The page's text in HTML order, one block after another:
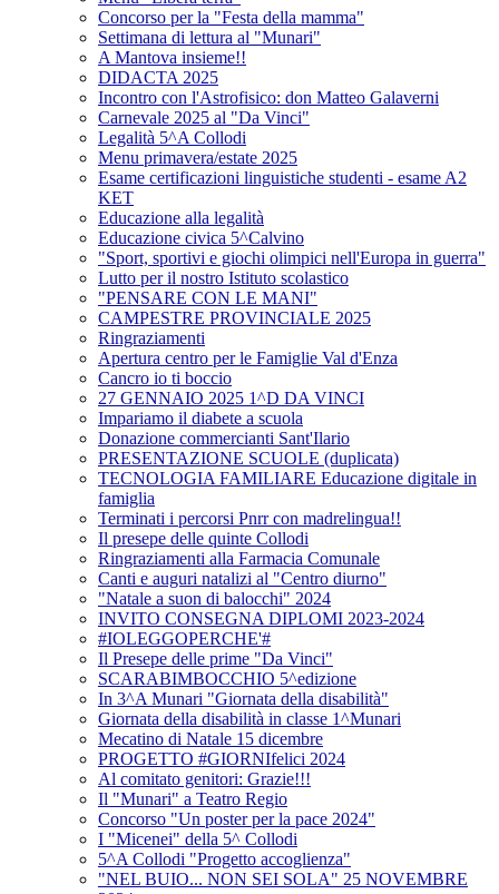
Concorso per la "Festa della mamma"
Settimana di lettura al "Munari"
A Mantova insieme!!
DIDACTA 2025
Incontro con l'Astrofisico: don Matteo Galaverni
Carnevale 2025 al "Da Vinci"
Legalità 5^A Collodi
Menu primavera/estate 2025
Esame certificazioni linguistiche studenti - esame A2
KET
Educazione alla legalità
Educazione civica 5^Calvino
"Sport, sportivi e giochi olimpici nell'Europa in guerra"
Lutto per il nostro Istituto scolastico
"PENSARE CON LE MANI"
CAMPESTRE PROVINCIALE 2025
Ringraziamenti
Apertura centro per le Famiglie Val d'Enza
Cancro io ti boccio
27 GENNAIO 2025 1^D DA VINCI
Impariamo il diabete a scuola
Donazione commercianti Sant'Ilario
PRESENTAZIONE SCUOLE (duplicata)
TECNOLOGIA FAMILIARE Educazione digitale in
famiglia
Terminati i percorsi Pnrr con madrelingua!!
Il presepe delle quinte Collodi
Ringraziamenti alla Farmacia Comunale
Canti e auguri natalizi al "Centro diurno"
"Natale a suon di balocchi" 2024
INVITO CONSEGNA DIPLOMI 2023-2024
#IOLEGGOPERCHE'#
Il Presepe delle prime "Da Vinci"
SCARABIMBOCCHIO 5^edizione
In 3^A Munari "Giornata della disabilità"
Giornata della disabilità in classe 1^Munari
Mecatino di Natale 15 dicembre
PROGETTO #GIORNIfelici 2024
Al comitato genitori: Grazie!!!
Il "Munari" a Teatro Regio
Concorso "Un poster per la pace 2024"
I "Micenei" della 5^ Collodi
5^A Collodi "Progetto accoglienza"
"NEL BUIO... NON SEI SOLA" 25 NOVEMBRE